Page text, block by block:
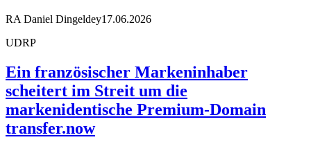
RA Daniel Dingeldey17.06.2026
UDRP
Ein französischer Markeninhaber
scheitert im Streit um die
markenidentische Premium-Domain
transfer.now